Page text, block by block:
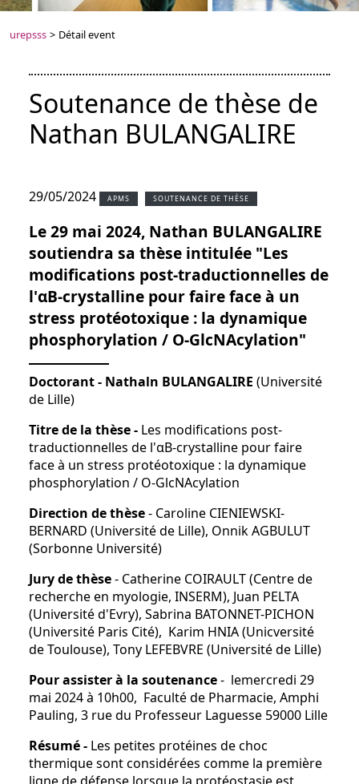
urepsss > Détail event
Soutenance de thèse de
Nathan BULANGALIRE
29/05/2024 APMS SOUTENANCE DE THÈSE
Le 29 mai 2024, Nathan BULANGALIRE
soutiendra sa thèse intitulée "Les
modifications post-traductionnelles de
l'αB-crystalline pour faire face à un
stress protéotoxique : la dynamique
phosphorylation / O-GlcNAcylation"
Doctorant - Nathaln BULANGALIRE (Université
de Lille)
Titre de la thèse - Les modifications post-
traductionnelles de l'αB-crystalline pour faire
face à un stress protéotoxique : la dynamique
phosphorylation / O-GlcNAcylation
Direction de thèse- Caroline CIENIEWSKI-
BERNARD (Université de Lille), Onnik AGBULUT
(Sorbonne Université)
Jury de thèse- Catherine COIRAULT (Centre de
recherche en myologie, INSERM), Juan PELTA
(Université d'Evry), Sabrina BATONNET-PICHON
(Université Paris Cité), Karim HNIA (Unicversité
de Toulouse), Tony LEFEBVRE (Université de Lille)
Pour assister à la soutenance- lemercredi 29
mai 2024 à 10h00, Faculté de Pharmacie, Amphi
Pauling, 3 rue du Professeur Laguesse 59000 Lille
Résumé - Les petites protéines de choc
thermique sont considérées comme la première